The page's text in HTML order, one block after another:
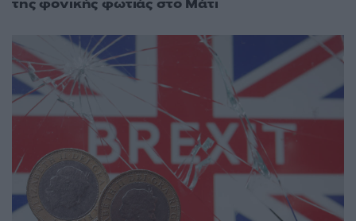
της φονικής φωτιάς στο Μάτι